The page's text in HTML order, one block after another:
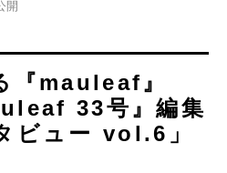
開
『mauleaf』
33号』編集
ビュー vol.6」